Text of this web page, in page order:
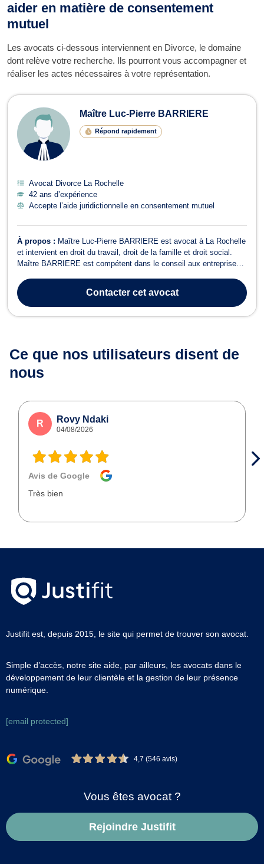
aider en matière de consentement
mutuel
Les avocats ci-dessous interviennent en Divorce, le domaine
dont relève votre recherche. Ils pourront vous accompagner et
réaliser les actes nécessaires à votre représentation.
Maître Luc-Pierre BARRIERE
Répond rapidement
Avocat Divorce La Rochelle
42 ans d’expérience
Accepte l’aide juridictionnelle en consentement mutuel
À propos : Maître Luc-Pierre BARRIERE est avocat à La Rochelle
et intervient en droit du travail, droit de la famille et droit social.
Maître BARRIERE est compétent dans le conseil aux entreprises
assistera devant les juridictions prud'homales et de sécurité
sociale. De ...
Contactercet avocat
Ce que nos utilisateurs disent de
nous
R Rovy Ndaki
04/08/2026
Avis de Google
Très bien
Justifit est, depuis 2015, le site qui permet de trouver son avocat.
Simple d’accès, notre site aide, par ailleurs, les avocats dans le
développement de leur clientèle et la gestion de leur présence
numérique.
[email protected]
4,7 (546 avis)
Vous êtes avocat ?
Rejoindre Justifit